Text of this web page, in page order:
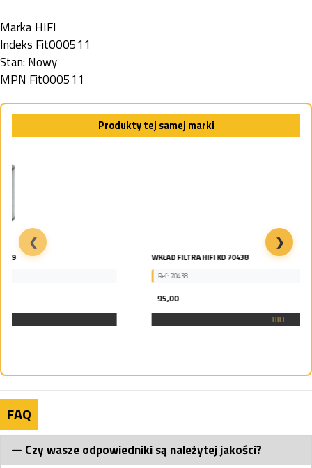
MarkaHIFI
Indeks Fit000511
Stan: Nowy
MPN Fit000511
Produkty tej samej marki
WKŁAD FILTRA HIFI KD 70438
❮ ❯
FAQ
Czy wasze odpowiedniki są należytej jakości?